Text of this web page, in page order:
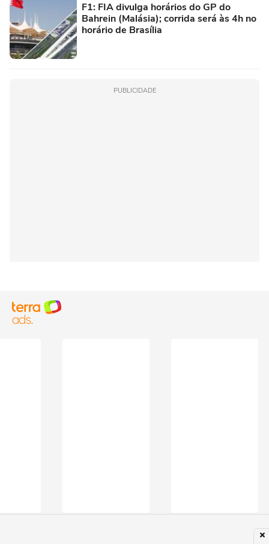
F1: FIA divulga horários do GP do
Bahrein (Malásia); corrida será às 4h no
horário de Brasília
PUBLICIDADE